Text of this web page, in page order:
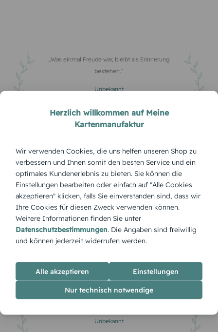
Was einmal Freude war, bleibt als Erinnerung
bestehen.
Unbekannt
Die stillen Momente sind oft die, die uns am meisten
prägen.
Unbekannt
Unbekannt
Herzlich willkommen auf Meine
Kartenmanufaktur
Wir verwenden Cookies, die uns helfen unseren Shop zu
verbessern und Ihnen somit den besten Service und ein
optimales Kundenerlebnis zu bieten. Sie können die
Einstellungen bearbeiten oder einfach auf "Alle Cookies
akzeptieren" klicken, falls Sie einverstanden sind, dass wir
Ihre Cookies für diesen Zweck verwenden können.
Weitere Informationen finden Sie unter
Datenschutzbestimmungen. Die Angaben sind freiwillig
und können jederzeit widerrufen werden.
Alle akzeptieren Einstellungen
Nur technisch notwendige